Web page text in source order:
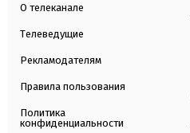
О телеканале
Телеведущие
Рекламодателям
Правила пользования
Политика
конфиденциальности